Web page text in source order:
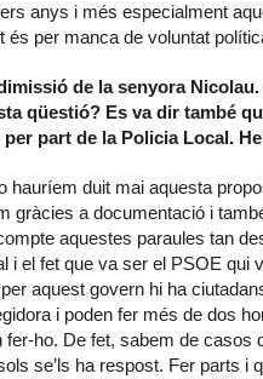
anys i més especialment
és per manca de voluntat
de la senyora
qüestió? Es va dir també
part de la Policia Local.
hauríem duit mai aquesta
gràcies a documentació i
aquestes paraules tan
i el fet que va ser el PSOE qui
aquest govern hi ha
i poden fer més de dos
ho. De fet, sabem de casos
se’ls ha respost. Fer parts i